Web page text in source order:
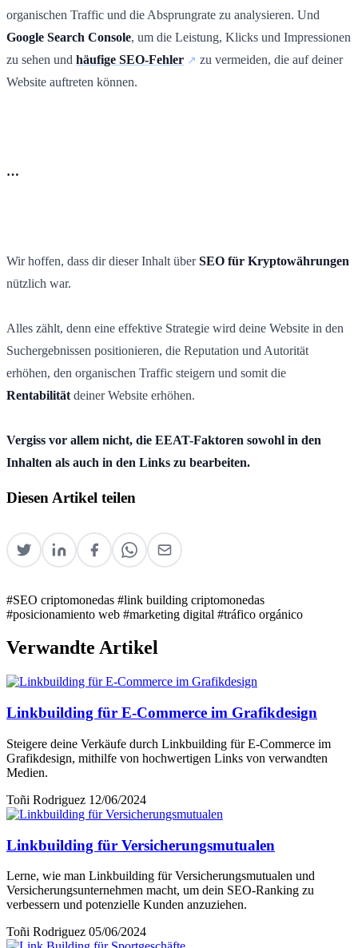
organischen Traffic und die Absprungrate zu analysieren. Und
Google Search Console, um die Leistung, Klicks und Impressionen
zu sehen und häufige SEO-Fehler
zu vermeiden, die auf deiner
Website auftreten können.
…
Wir hoffen, dass dir dieser Inhalt überSEO für Kryptowährungen
nützlich war.
Alles zählt, denn eine effektive Strategie wird deine Website in den
Suchergebnissen positionieren, die Reputation und Autorität
erhöhen, den organischen Traffic steigern und somit die
Rentabilität deiner Website erhöhen.
Vergiss vor allem nicht, die EEAT-Faktoren sowohl in den
Inhalten als auch in den Links zu bearbeiten.
Diesen Artikel teilen
#SEO criptomonedas #link building criptomonedas
#posicionamiento web #marketing digital #tráfico orgánico
Verwandte Artikel
Linkbuilding für E-Commerce im Grafikdesign
Steigere deine Verkäufe durch Linkbuilding für E-Commerce im
Grafikdesign, mithilfe von hochwertigen Links von verwandten
Medien.
Toñi Rodriguez 12/06/2024
Linkbuilding für Versicherungsmutualen
Lerne, wie man Linkbuilding für Versicherungsmutualen und
Versicherungsunternehmen macht, um dein SEO-Ranking zu
verbessern und potenzielle Kunden anzuziehen.
Toñi Rodriguez 05/06/2024